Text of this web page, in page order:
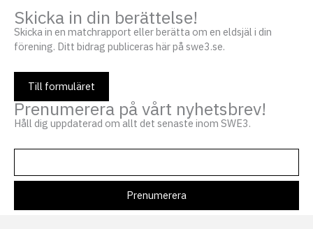
Skicka in din berättelse!
Skicka in en matchrapport eller berätta om en eldsjäl i din
förening. Ditt bidrag publiceras här på swe3.se.
Till formuläret
Prenumerera på vårt nyhetsbrev!
Håll dig uppdaterad om allt det senaste inom SWE3.